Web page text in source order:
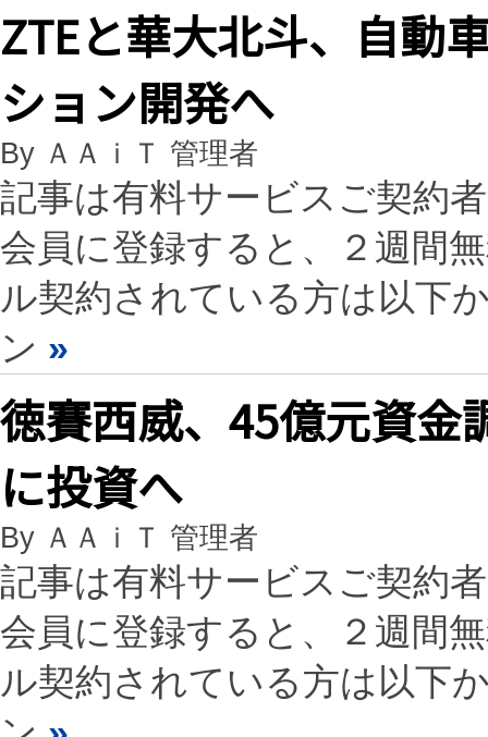
ZTEと華大北斗、自動
ション開発へ
By ＡＡｉＴ 管理者
記事は有料サービスご契約
会員に登録すると、２週間
ル契約されている方は以下
ン »
徳賽西威、45億元資金
に投資へ
By ＡＡｉＴ 管理者
記事は有料サービスご契約
会員に登録すると、２週間
ル契約されている方は以下